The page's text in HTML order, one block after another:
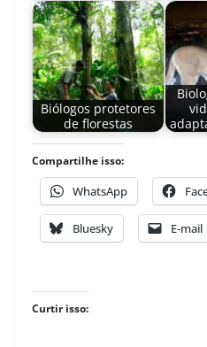
Biólogos protetores
de florestas
Compartilhe isso:
WhatsApp
Bluesky E-mail
Curtir isso: